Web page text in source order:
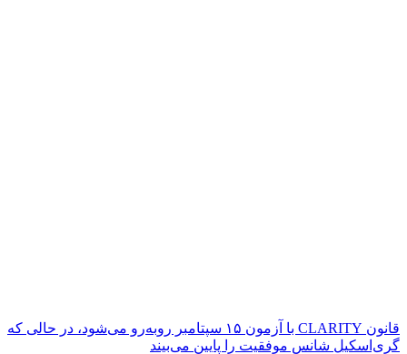
قانون CLARITY با آزمون ۱۵ سپتامبر روبه‌رو می‌شود، در حالی که
گری‌اسکیل شانس موفقیت را پایین می‌بیند